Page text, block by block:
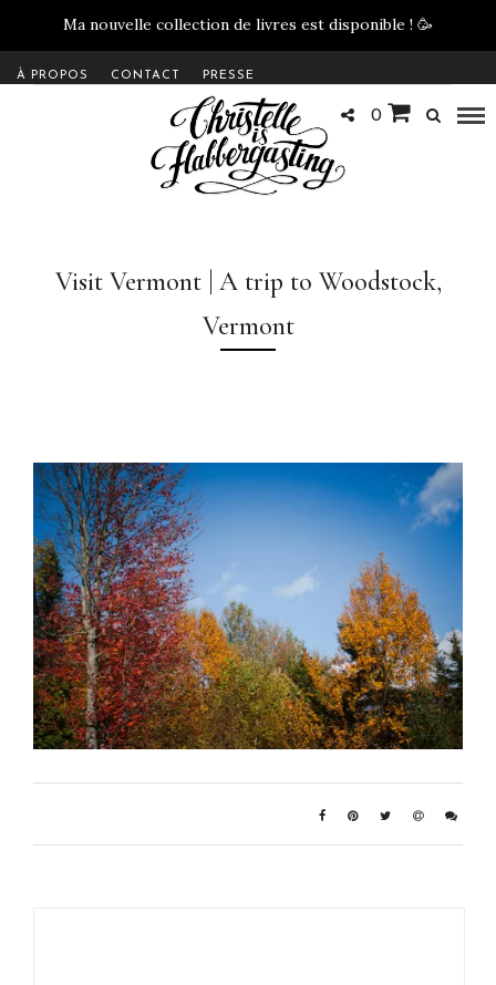
Ma nouvelle collection de livres est disponible ! 🥳
À PROPOS CONTACT PRESSE
0
Visit Vermont | A trip to Woodstock,
Vermont